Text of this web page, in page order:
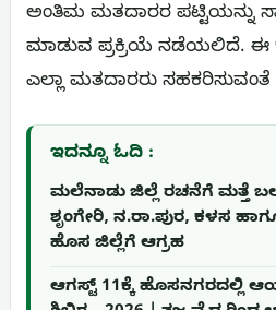
ಅಂತಿಮ ಮತದಾರರ ಪಟ್ಟಿಯನ್ನು
ಮಾಡುವ ಪ್ರಕ್ರಿಯೆ ನಡೆಯಲಿದೆ. ಈ
ಎಲ್ಲಾ ಮತದಾರರು
ಇದನ್ನೂ ಓದಿ :
ಮಲೆನಾಡು ಜಿಲ್ಲೆ ರಚನೆಗೆ ಮತ್ತೆ
ಶೃಂಗೇರಿ, ನ.ರಾ.ಪುರ, ಕಳಸ
ಹೊಸ ಜಿಲ್ಲೆಗೆ ಆಗ್ರಹ
ಆಗಸ್ಟ್ 11ಕ್ಕೆ ಹೊಸನಗರದಲ್ಲಿ